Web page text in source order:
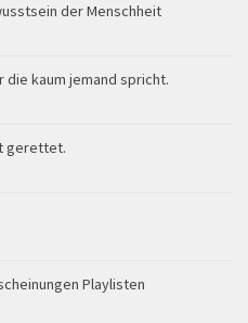
der Menschheit
die kaum jemand spricht.
gerettet.
Playlisten